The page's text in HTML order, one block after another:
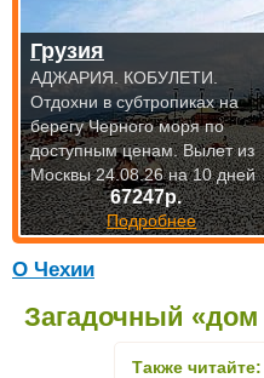
О Чехии
Загадочный «дом
Также читайте:
67247р.
Подробнее
Грузия
АДЖАРИЯ. КОБУЛЕТИ.
Отдохни в субтропиках на
берегу Черного моря по
доступнымценам. Вылет из
Москвы 24.08.26 на 10 дней